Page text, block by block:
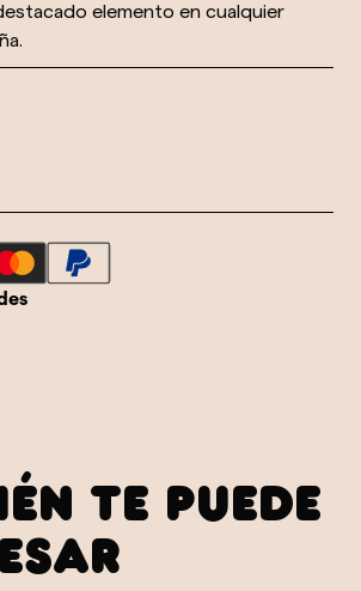
elemento en cualquier
TE PUEDE